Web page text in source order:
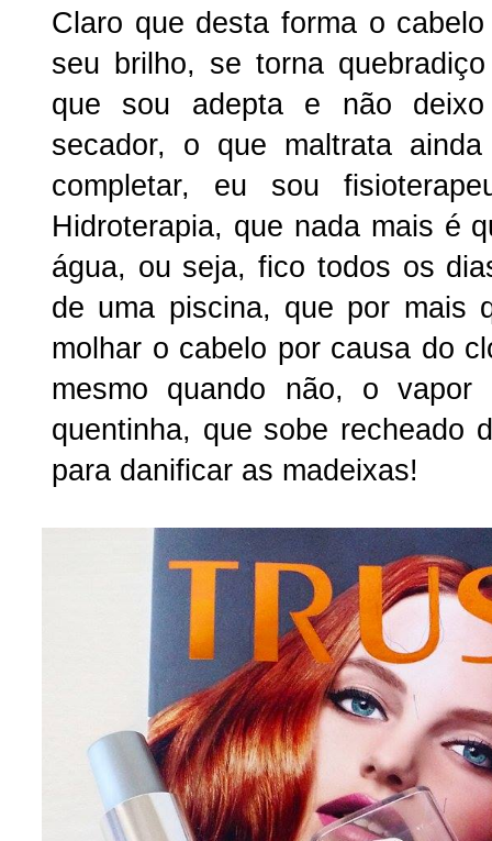
Claro que desta forma o
seu brilho, se torna
que sou adepta e não
secador, o que maltrata
completar, eu sou
Hidroterapia, que nada mais é
água, ou seja, fico todos os
de uma piscina, que por mais
molhar o cabelo por causa do
mesmo quando não, o
quentinha, que sobe recheado
para danificar as madeixas!